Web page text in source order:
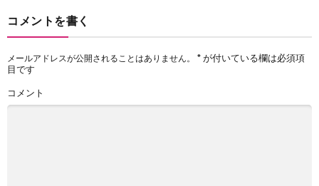
コメントを書く
メールアドレスが公開されることはありません。 *が付いている欄は必須項
目です
コメント